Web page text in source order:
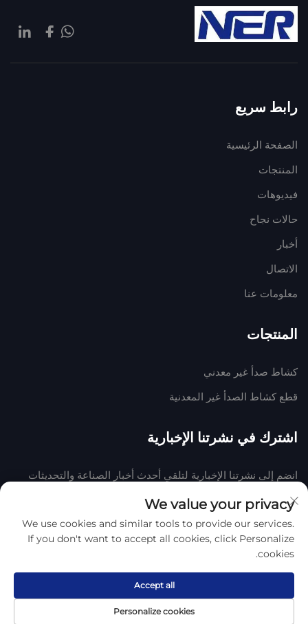
رابط سريع
الصفحة الرئيسية
المنتجات
فيديوهات
حالات نجاح
أخبار
الاتصال
معلومات عنا
المنتجات
كشاط صدأ غير معدني
قطع كشاط الصدأ غير المعدنية
اشترك في نشرتنا الإخبارية
انضم إلى نشرتنا الإخبارية لتلقي أحدث أخبار الصناعة والتحديثات
اشترك
الخصوصية
We value your privacy
We use cookies and similar tools to provide our services.
If you don't want to accept all cookies, click Personalize
cookies.
Personalize cookies
Accept all